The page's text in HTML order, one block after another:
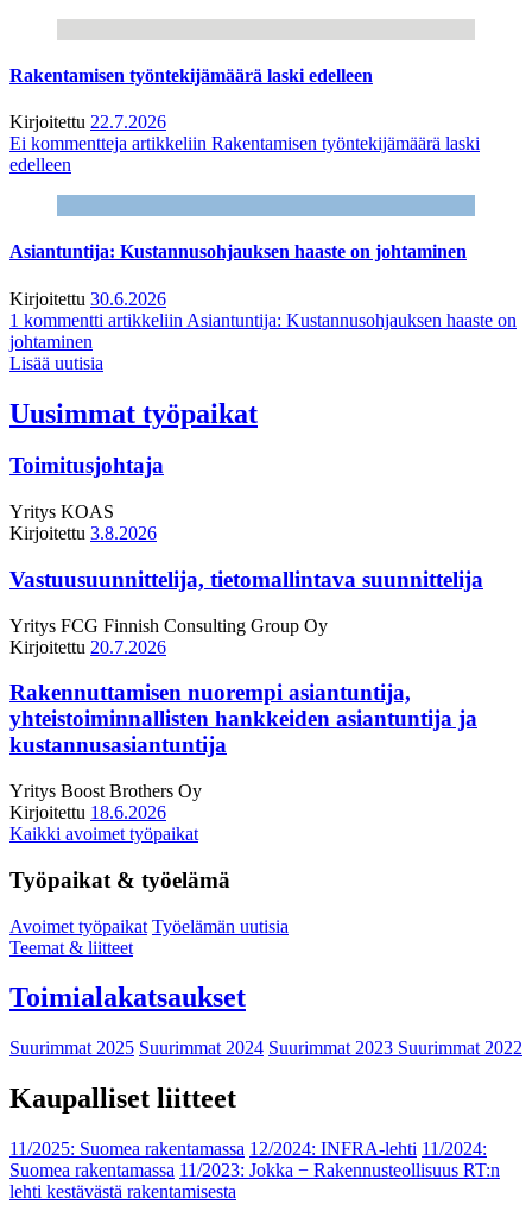
Rakentamisen työntekijämäärä laski edelleen
Kirjoitettu 22.7.2026
Ei kommentteja artikkeliin Rakentamisen työntekijämäärä laski
edelleen
Asiantuntija: Kustannusohjauksen haaste on johtaminen
Kirjoitettu 30.6.2026
1 kommentti artikkeliin Asiantuntija: Kustannusohjauksen haaste on
johtaminen
Lisää uutisia
Uusimmat työpaikat
Toimitusjohtaja
Yritys KOAS
Kirjoitettu 3.8.2026
Vastuusuunnittelija, tietomallintava suunnittelija
Yritys FCG Finnish Consulting Group Oy
Kirjoitettu 20.7.2026
Rakennuttamisen nuorempi asiantuntija,
yhteistoiminnallisten hankkeiden asiantuntija ja
kustannusasiantuntija
Yritys Boost Brothers Oy
Kirjoitettu 18.6.2026
Kaikki avoimet työpaikat
Työpaikat & työelämä
Avoimet työpaikat Työelämän uutisia
Teemat & liitteet
Toimialakatsaukset
Suurimmat 2025 Suurimmat 2024 Suurimmat 2023 Suurimmat 2022
Kaupalliset liitteet
11/2025: Suomea rakentamassa 12/2024: INFRA-lehti 11/2024:
Suomea rakentamassa 11/2023: Jokka − Rakennusteollisuus RT:n
lehti kestävästä rakentamisesta